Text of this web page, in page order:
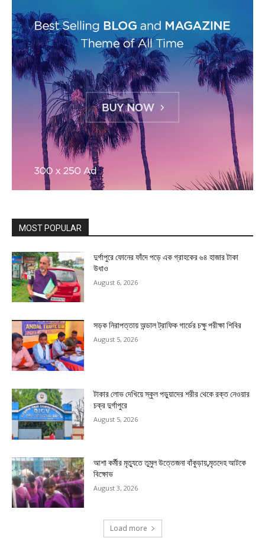
MOST POPULAR
দুর্গাপুরে ফোনের ফাঁদে পড়ে এক গ্রাহকের ৬৪ হাজার টাকা
উধাও
August 6, 2026
সড়ক নিরাপত্তায় অন্ডাল ট্রাফিক গার্ডের চক্ষু পরীক্ষা শিবির
August 5, 2026
টাকার লোভ দেখিয়ে স্কুল পড়ুয়াদের শরীর থেকে রক্ত নেওয়ার
চক্র দুর্গাপুরে
August 5, 2026
আশা কর্মীর মৃত্যুতে তুমুল উত্তেজনা বাঁকুড়ায়,মৃতদেহ আটকে
বিক্ষোভ
August 3, 2026
Load more